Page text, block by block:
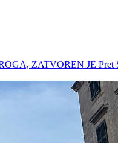
ZATVOREN JE Pret